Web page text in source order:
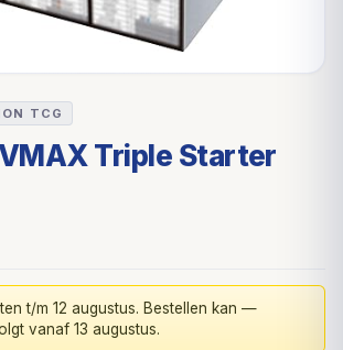
TCG
Triple Starter
t/m 12 augustus. Bestellen kan —
vanaf 13 augustus.